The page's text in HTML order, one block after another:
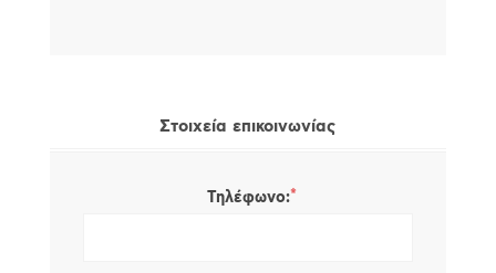
Στοιχεία επικοινωνίας
Τηλέφωνο:*